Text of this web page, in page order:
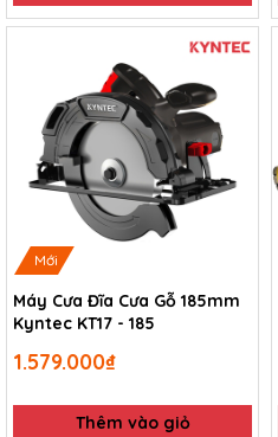
Mới
Máy Cưa Đĩa Cưa Gỗ 185mm
Kyntec KT17 - 185
1.579.000₫
Thêm vào giỏ